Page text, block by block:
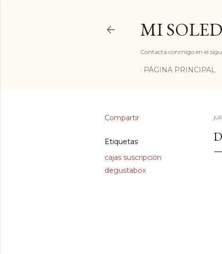
MI
Contacta conmigo en el
PÁGINA PRINCIPAL
Compartir
Etiquetas
cajas suscripción
degustabox